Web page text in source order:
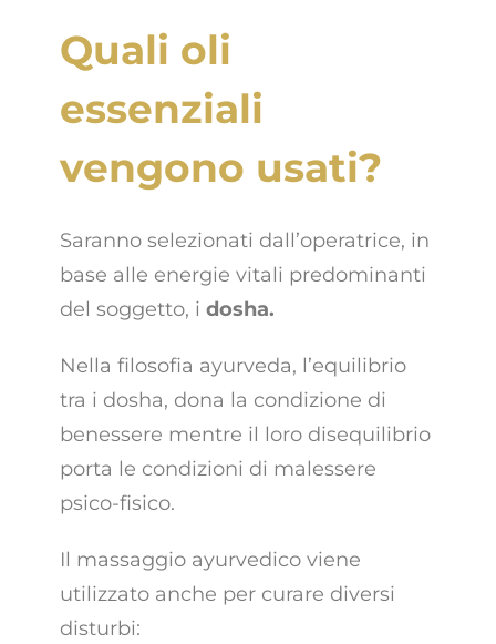
Quali oli
essenziali
vengono usati?
Saranno selezionati dall’operatrice, in
base alle energie vitali predominanti
del soggetto, i dosha.
Nella filosofia ayurveda, l’equilibrio
tra i dosha, dona la condizione di
benessere mentre il loro disequilibrio
porta le condizioni di malessere
psico-fisico.
Il massaggio ayurvedico viene
utilizzato anche per curare diversi
disturbi: